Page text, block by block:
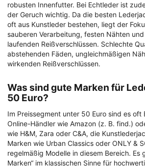
robusten Innenfutter. Bei Echtleder ist
der Geruch wichtig. Da die besten
oft aus Kunstleder bestehen, liegt der
sauberen Verarbeitung, festen Nähten
laufenden Reißverschlüssen. Schlechte
abstehenden Fäden, ungleichmäßigen
wirkenden Reißverschlüssen.
Was sind gute Marken für
50 Euro?
Im Preissegment unter 50 Euro sind es oft
Online-Händler wie Amazon (z. B. find.)
wie H&M, Zara oder C&A, die
Marken wie Urban Classics oder ONLY &
regelmäßig Modelle in diesem Bereich. Es
Marken“ im klassischen Sinne für